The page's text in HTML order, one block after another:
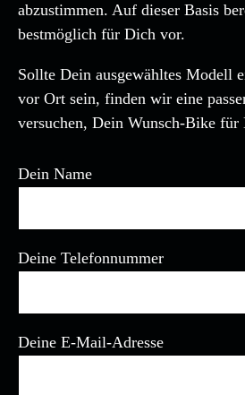
abzustimmen. Auf dieser Basis
bestmöglich für Dich vor.
Sollte Dein ausgewähltes Modell
vor Ort sein, finden wir eine
versuchen, Dein Wunsch-Bike für
Dein Name
Deine Telefonnummer
Deine E-Mail-Adresse